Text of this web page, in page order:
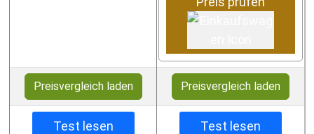
Preisvergleich laden Preisvergleich laden
Test lesen Test lesen